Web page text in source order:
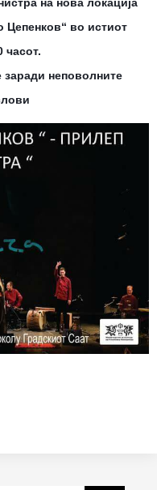
Цепенков“ во истиот
часот.
заради неповолните